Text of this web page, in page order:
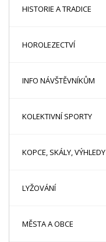
HISTORIE A TRADICE
HOROLEZECTVÍ
INFO NÁVŠTĚVNÍKŮM
KOLEKTIVNÍ SPORTY
KOPCE, SKÁLY, VÝHLEDY
LYŽOVÁNÍ
MĚSTA A OBCE